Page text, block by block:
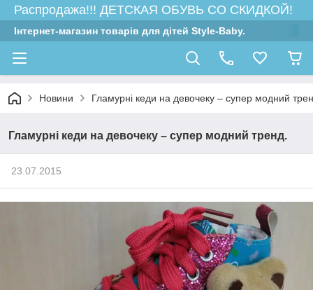
Распродажа!!! ДЕТСКАЯ ОБУВЬ СО СКИДКОЙ!
Інтернет-магазин товарів для дітей Style-Baby.
Новини Гламурні кеди на девочеку – супер модний
Гламурні кеди на девочеку – супер модний тренд.
23.07.2015